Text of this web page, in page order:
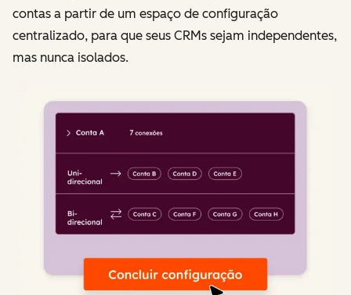
contas a partir de um espaço de configuração
centralizado, para que seus CRMs sejam independentes,
mas nunca isolados.